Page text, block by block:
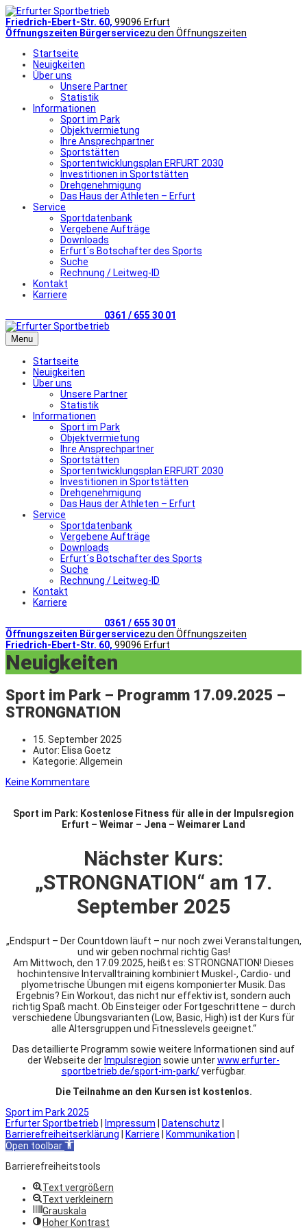
Friedrich-Ebert-Str. 60, 99096 Erfurt
Öffnungszeiten Bürgerservicezu den Öffnungszeiten
Startseite
Neuigkeiten
Über uns
Unsere Partner
Statistik
Informationen
Sport im Park
Objektvermietung
Ihre Ansprechpartner
Sportstätten
Sportentwicklungsplan ERFURT 2030
Investitionen in Sportstätten
Drehgenehmigung
Das Haus der Athleten – Erfurt
Service
Sportdatenbank
Vergebene Aufträge
Downloads
Erfurt´s Botschafter des Sports
Suche
Rechnung / Leitweg-ID
Kontakt
Karriere
0361 / 655 30 01
Menu
Startseite
Neuigkeiten
Über uns
Unsere Partner
Statistik
Informationen
Sport im Park
Objektvermietung
Ihre Ansprechpartner
Sportstätten
Sportentwicklungsplan ERFURT 2030
Investitionen in Sportstätten
Drehgenehmigung
Das Haus der Athleten – Erfurt
Service
Sportdatenbank
Vergebene Aufträge
Downloads
Erfurt´s Botschafter des Sports
Suche
Rechnung / Leitweg-ID
Kontakt
Karriere
0361 / 655 30 01
Öffnungszeiten Bürgerservicezu den Öffnungszeiten
Friedrich-Ebert-Str. 60, 99096 Erfurt
Neuigkeiten
Sport im Park – Programm 17.09.2025 –
STRONGNATION
15. September 2025
Autor: Elisa Goetz
Kategorie: Allgemein
Keine Kommentare
Sport im Park: Kostenlose Fitness für alle in der Impulsregion
Erfurt – Weimar – Jena – Weimarer Land
Nächster Kurs:
„STRONGNATION“ am 17.
September 2025
„Endspurt – Der Countdown läuft – nur noch zwei Veranstaltungen,
und wir geben nochmal richtig Gas!
Am Mittwoch, den 17.09.2025, heißt es: STRONGNATION! Dieses
hochintensive Intervalltraining kombiniert Muskel-, Cardio- und
plyometrische Übungen mit eigens komponierter Musik. Das
Ergebnis? Ein Workout, das nicht nur effektiv ist, sondern auch
richtig Spaß macht. Ob Einsteiger oder Fortgeschrittene – durch
verschiedene Übungsvarianten (Low, Basic, High) ist der Kurs für
alle Altersgruppen und Fitnesslevels geeignet.“
Das detaillierte Programm sowie weitere Informationen sind auf
der Webseite der Impulsregion sowie unterwww.erfurter-
sportbetrieb.de/sport-im-park/verfügbar.
Die Teilnahme an den Kursen ist kostenlos.
Sport im Park 2025
Erfurter Sportbetrieb
Impressum Datenschutz
Barrierefreiheitserklärung
Karriere Kommunikation
Open toolbar
Barrierefreiheitstools
Text vergrößern
Text verkleinern
Grauskala
Hoher Kontrast